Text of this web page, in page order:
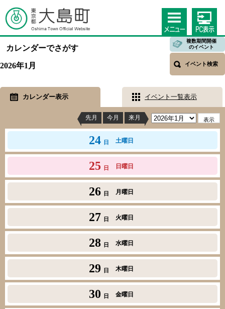
カレンダーでさがす
複数期間開催
のイベント
イベント検索
2026年1月
カレンダー表示 イベント一覧表示
先月 今月 来月
24 日 土曜日
25 日 日曜日
26 日 月曜日
27 日 火曜日
28 日 水曜日
29 日 木曜日
30 日 金曜日